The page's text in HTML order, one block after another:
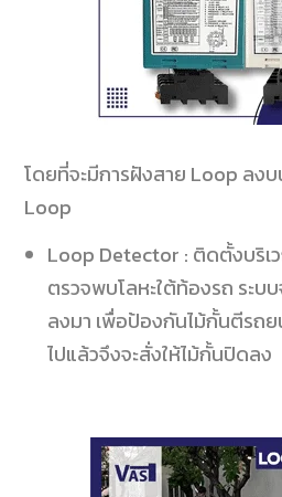
โดยที่จะมีการฝังสาย Loop ลง
Loop
Loop Detector : ติดตั้งบริเ
ตรวจพบโลหะใต้ท้องรถ ระบ
ลงมา เพื่อป้องกันไม้กั้นตีรถ
ไปแล้วจึงจะสั่งให้ไม้กั้นปิดลง